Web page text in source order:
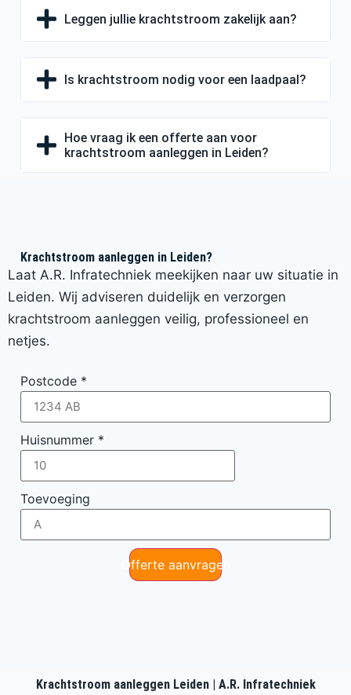
Leggen jullie krachtstroom zakelijk aan?
Is krachtstroom nodig voor een laadpaal?
Hoe vraag ik een offerte aan voor
krachtstroom aanleggen in Leiden?
Krachtstroom aanleggen in Leiden?
Laat A.R. Infratechniek meekijken naar uw situatie in
Leiden. Wij adviseren duidelijk en verzorgen
krachtstroom aanleggen veilig, professioneel en
netjes.
Postcode *
Huisnummer *
Toevoeging
Offerte aanvragen
Krachtstroom aanleggen Leiden | A.R. Infratechniek